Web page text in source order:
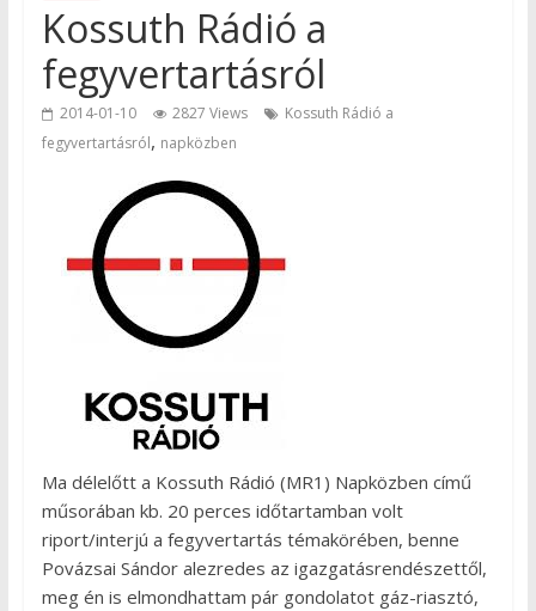
Kossuth Rádió a
fegyvertartásról
2014-01-10 2827 Views
Kossuth Rádió a
fegyvertartásról, napközben
Ma délelőtt a Kossuth Rádió (MR1) Napközben című
műsorában kb. 20 perces időtartamban volt
riport/interjú a fegyvertartás témakörében, benne
Povázsai Sándor alezredes az igazgatásrendészettől,
meg én is elmondhattam pár gondolatot gáz-riasztó,